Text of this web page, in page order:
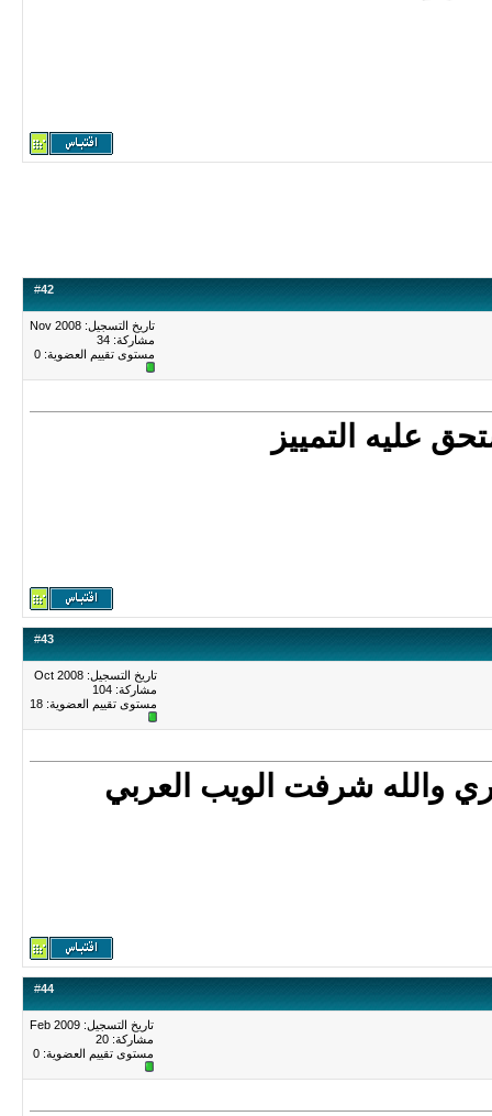
#42
تاريخ التسجيل: Nov 2008
مشاركة: 34
مستوى تقييم العضوية: 0
عليه التمييز
#43
تاريخ التسجيل: Oct 2008
مشاركة: 104
مستوى تقييم العضوية: 18
والله شرفت الويب العربي
#44
تاريخ التسجيل: Feb 2009
مشاركة: 20
مستوى تقييم العضوية: 0